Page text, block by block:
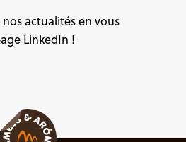
actualités en vous
LinkedIn !